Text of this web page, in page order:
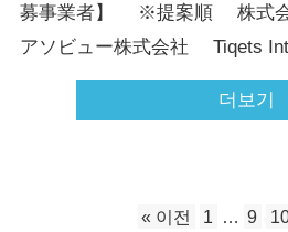
募事業者】 ※提案順 株式
アソビュー株式会社 Tiqets
더보기
« 이전 1 … 9